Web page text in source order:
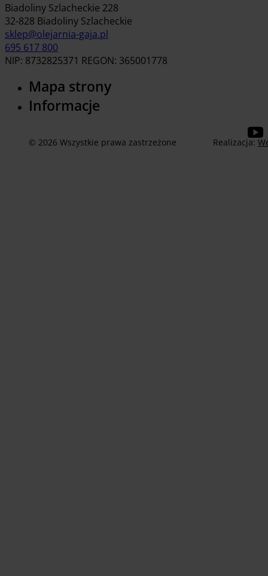
Biadoliny Szlacheckie 228
32-828 Biadoliny Szlacheckie
sklep@olejarnia-gaja.pl
695 617 800
NIP: 8732825371 REGON: 365001778
Mapa strony
Informacje
© 2026 Wszystkie prawa zastrzeżone Realizacja: